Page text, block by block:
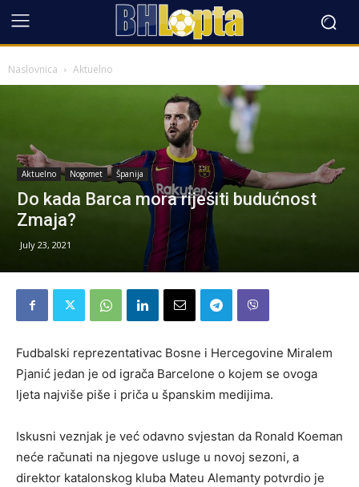
Naslovnica Aktuelno
Aktuelno Nogomet Španija
Do kada Barca mora riješiti budućnost
Zmaja?
July 23, 2021
Fudbalski reprezentativac Bosne i Hercegovine Miralem
Pjanić jedan je od igrača Barcelone o kojem se ovoga
ljeta najviše piše i priča u španskim medijima.
Iskusni veznjak je već odavno svjestan da Ronald Koeman
neće računati na njegove usluge u novoj sezoni, a
direktor katalonskog kluba Mateu Alemanty potvrdio je